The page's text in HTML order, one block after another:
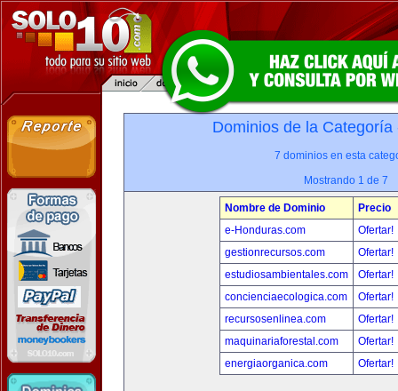
Dominios de la
7 dominios en esta
Mostrando 1 de 7
Nombre de Dominio
Precio
e-Honduras.com
Ofertar!
gestionrecursos.com
Ofertar!
estudiosambientales.com
Ofertar!
concienciaecologica.com
Ofertar!
recursosenlinea.com
Ofertar!
maquinariaforestal.com
Ofertar!
energiaorganica.com
Ofertar!